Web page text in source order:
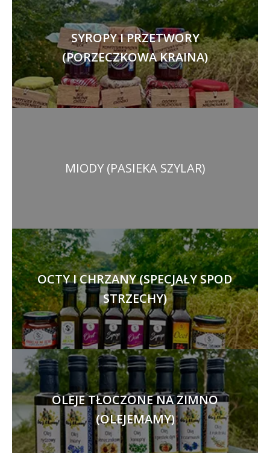
SYROPY I PRZETWORY
(PORZECZKOWA KRAINA)
MIODY (PASIEKA SZYLAR)
OCTY I CHRZANY (SPECJAŁY SPOD
STRZECHY)
OLEJE TŁOCZONE NA ZIMNO
(OLEJEMAMY)